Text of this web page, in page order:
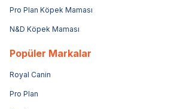
Pro Plan Köpek Maması
N&D Köpek Maması
Popüler Markalar
Royal Canin
Pro Plan